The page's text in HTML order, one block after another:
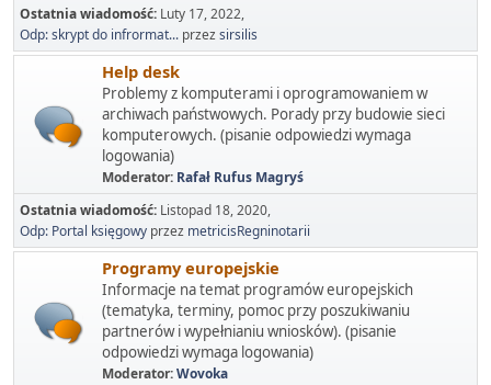
Ostatnia wiadomość: Luty 17, 2022,
Odp: skrypt do infrormat... przezsirsilis
Help desk
Problemy z komputerami i oprogramowaniem w
archiwach państwowych. Porady przy budowie sieci
komputerowych. (pisanie odpowiedzi wymaga
logowania)
Moderator: Rafał Rufus Magryś
Ostatnia wiadomość: Listopad 18, 2020,
Odp: Portal księgowy przez metricisRegninotarii
Programy europejskie
Informacje na temat programów europejskich
(tematyka, terminy, pomoc przy poszukiwaniu
partnerów i wypełnianiu wniosków). (pisanie
odpowiedzi wymaga logowania)
Moderator:Wovoka